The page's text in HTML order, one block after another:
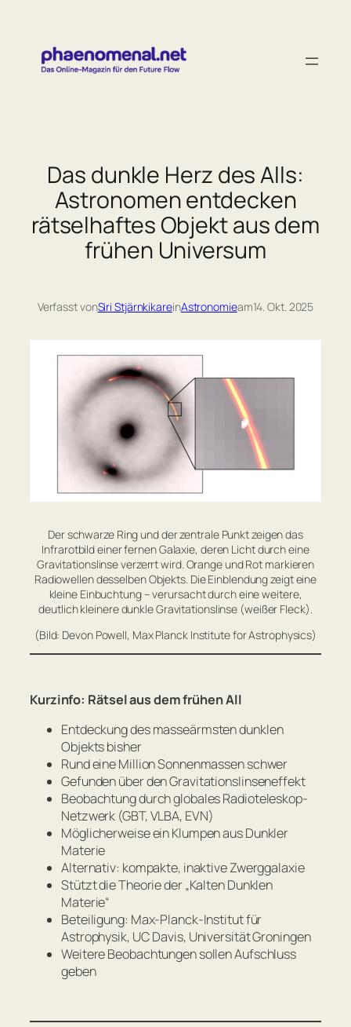
springen
Das dunkle Herz des Alls:
Astronomen entdecken
rätselhaftes Objekt aus dem
frühen Universum
Verfasst vonSiri StjärnkikareinAstronomieam14. Okt. 2025
Der schwarze Ring und der zentrale Punkt zeigen das
Infrarotbild einer fernen Galaxie, deren Licht durch eine
Gravitationslinse verzerrt wird. Orange und Rot markieren
Radiowellen desselben Objekts. Die Einblendung zeigt eine
kleine Einbuchtung – verursacht durch eine weitere,
deutlich kleinere dunkle Gravitationslinse (weißer Fleck).
(Bild: Devon Powell, Max Planck Institute for Astrophysics)
Kurzinfo: Rätsel aus dem frühen All
Entdeckung des masseärmsten dunklen
Objekts bisher
Rund eine Million Sonnenmassen schwer
Gefunden über den Gravitationslinseneffekt
Beobachtung durch globales Radioteleskop-
Netzwerk (GBT, VLBA, EVN)
Möglicherweise ein Klumpen aus Dunkler
Materie
Alternativ: kompakte, inaktive Zwerggalaxie
Stützt die Theorie der „Kalten Dunklen
Materie“
Beteiligung: Max-Planck-Institut für
Astrophysik, UC Davis, Universität Groningen
Weitere Beobachtungen sollen Aufschluss
geben